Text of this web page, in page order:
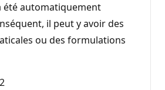
été automatiquement
il peut y avoir des
ou des formulations